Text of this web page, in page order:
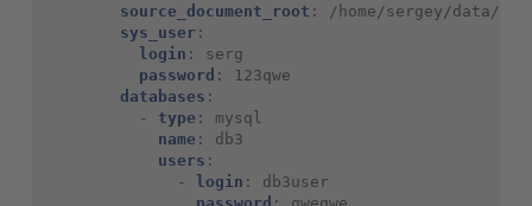
source_document_root :
/home/sergey/data/
sys_user :
login :
serg
password :
123qwe
databases :
-
type :
mysql
name :
db3
users :
-
login :
db3user
password : qweqwe